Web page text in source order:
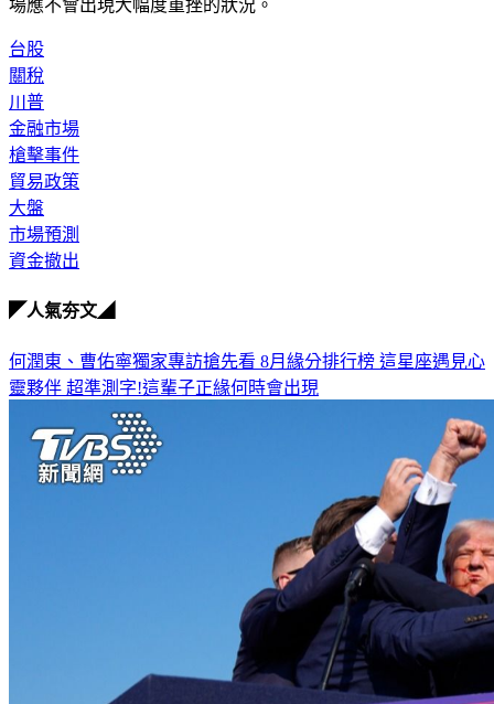
關稅
川普
金融市場
槍擊事件
貿易政策
大盤
市場預測
資金撤出
靈夥伴 超準測字!這輩子正緣何時會出現